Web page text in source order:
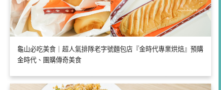
龜山必吃美食｜超人氣排隊老字號麵包店『金時代專業烘焙』預購
金時代、團購傳奇美食